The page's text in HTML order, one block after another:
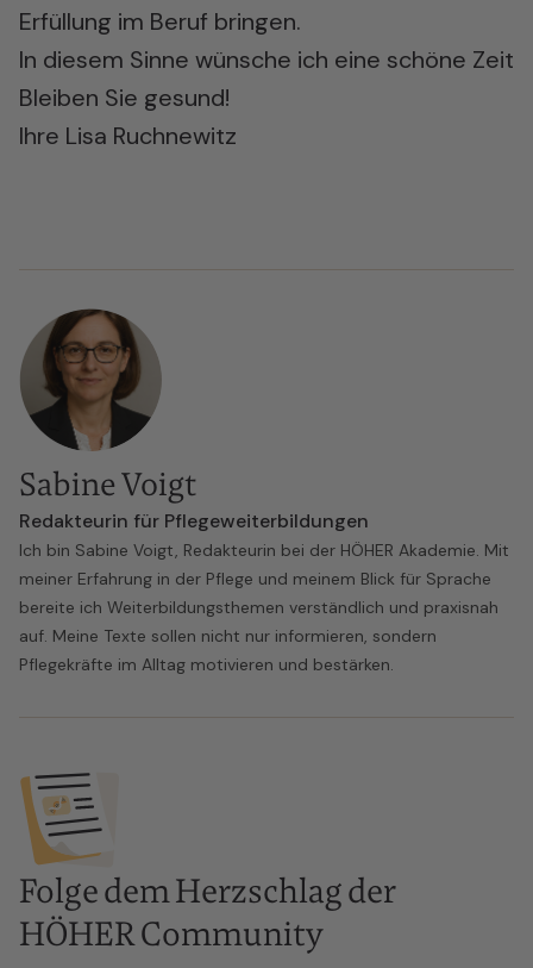
Erfüllung im Beruf bringen.
In diesem Sinne wünsche ich eine schöne Zeit
Bleiben Sie gesund!
Ihre Lisa Ruchnewitz
Sabine Voigt
Redakteurin für Pflegeweiterbildungen
Ich bin Sabine Voigt, Redakteurin bei der HÖHER Akademie. Mit
meiner Erfahrung in der Pflege und meinem Blick für Sprache
bereite ich Weiterbildungsthemen verständlich und praxisnah
auf. Meine Texte sollen nicht nur informieren, sondern
Pflegekräfte im Alltag motivieren und bestärken.
Folge dem Herzschlag der
HÖHER Community